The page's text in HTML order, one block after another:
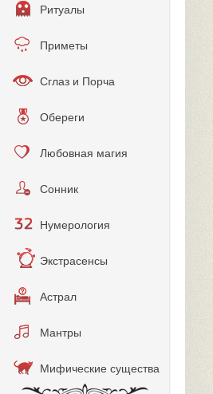
Ритуалы
Приметы
Сглаз и Порча
Обереги
Любовная магия
Сонник
Нумерология
Экстрасенсы
Астрал
Мантры
Мифические существа